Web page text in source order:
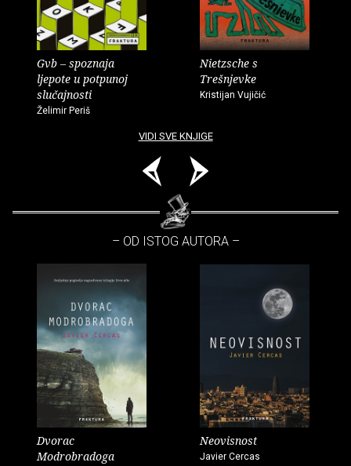
Gvb – spoznaja
ljepote u potpunoj
slučajnosti
Želimir Periš
Nietzsche s
Trešnjevke
Kristijan Vujičić
VIDI SVE KNJIGE
– OD ISTOG AUTORA –
Dvorac
Modrobradoga
Neovisnost
Javier Cercas